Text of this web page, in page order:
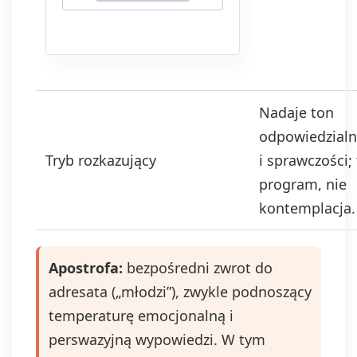
telefonicznej.
newslettera lub/i
danych to
Twoje dane będą
momentu
wycofania zgody.
Masz prawo do
dostępu do swoich
danych, ich
sprostowania,
Tryb rozkazujący
Nadaje ton
i
program, nie
kontemplacja.
Apostrofa: bezpośredni zwrot do
adresata („młodzi”), zwykle podnoszący
temperaturę emocjonalną i
perswazyjną wypowiedzi. W tym